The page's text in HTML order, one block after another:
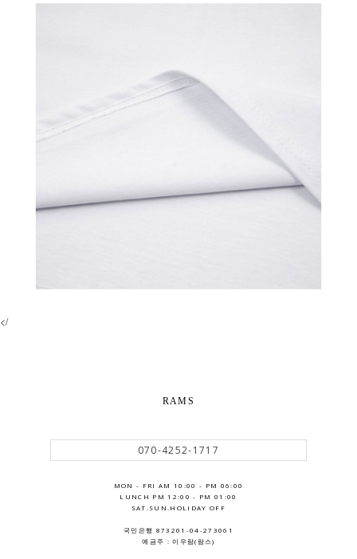
</
RAMS
070-4252-1717
MON - FRI AM 10:00 - PM 06:00
LUNCH PM 12:00 - PM 01:00
SAT.SUN.HOLIDAY OFF
국민은행 873201-04-273061
예금주 : 이우람(람스)